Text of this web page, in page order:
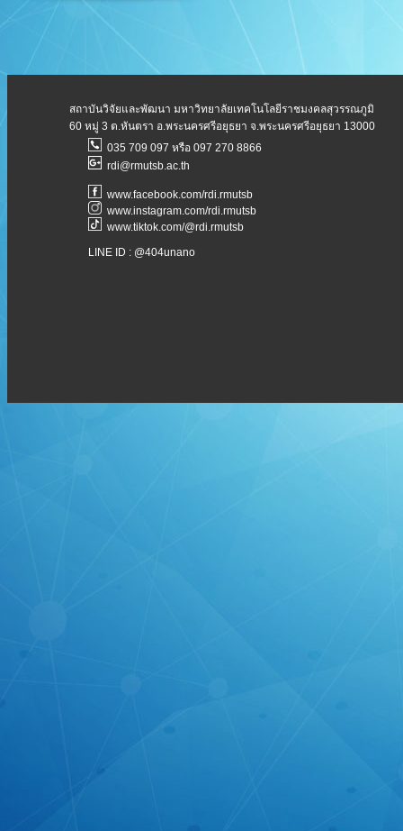
สถาบันวิจัยและพัฒนา มหาวิทยาลัยเทคโนโลยีราชมงคลสุวรรณภูมิ
60 หมู่ 3 ต.หันตรา อ.พระนครศรีอยุธยา จ.พระนครศรีอยุธยา 13000
035 709 097 หรือ 097 270 8866
rdi@rmutsb.ac.th
www.facebook.com/rdi.rmutsb
www.instagram.com/rdi.rmutsb
www.tiktok.com/@rdi.rmutsb
LINE ID : @404unano